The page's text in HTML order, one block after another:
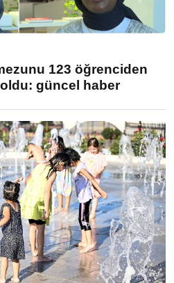
123 öğrenciden
güncel haber